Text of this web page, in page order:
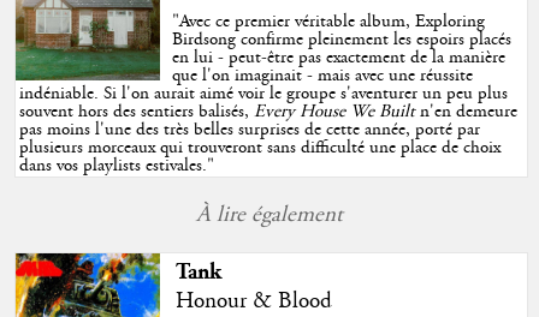
"Avec ce premier véritable album, Exploring
Birdsong confirme pleinement les espoirs placés
en lui - peut-être pas exactement de la manière
que l'on imaginait - mais avec une réussite
indéniable. Si l'on aurait aimé voir le groupe s'aventurer un peu plus
souvent hors des sentiers balisés,Every House We Builtn'en demeure
pas moins l'une des très belles surprises de cette année, porté par
plusieurs morceaux qui trouveront sans difficulté une place de choix
dans vos playlists estivales."
À lire également
Tank
Honour & Blood